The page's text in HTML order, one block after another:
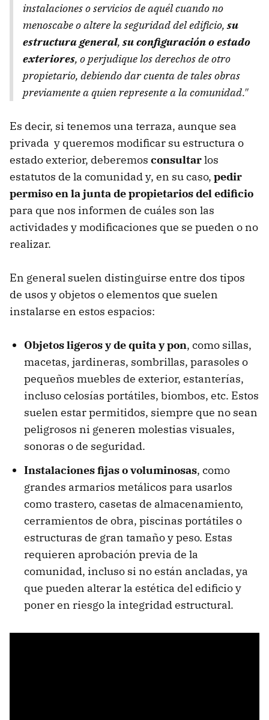
instalaciones o servicios de aquél cuando no
menoscabe o altere la seguridad del edificio,su
estructura general,su configuración o estado
exteriores, o perjudique los derechos de otro
propietario, debiendo dar cuenta de tales obras
previamente a quien represente a la comunidad."
Es decir, si tenemos una terraza, aunque sea
privada y queremos modificar su estructura o
estado exterior, deberemos consultarlos
estatutos de la comunidad y, en su caso, pedir
permiso en la junta de propietarios del edificio
para que nos informen de cuáles son las
actividades y modificaciones que se pueden o no
realizar.
En general suelen distinguirse entre dos tipos
de usos y objetos o elementos que suelen
instalarse en estos espacios:
Objetos ligeros y de quita y pon, como sillas,
macetas, jardineras, sombrillas, parasoles o
pequeños muebles de exterior, estanterías,
incluso celosías portátiles, biombos, etc. Estos
suelen estar permitidos, siempre que no sean
peligrosos ni generen molestias visuales,
sonoras o de seguridad.
Instalaciones fijas o voluminosas, como
grandes armarios metálicos para usarlos
como trastero, casetas de almacenamiento,
cerramientos de obra, piscinas portátiles o
estructuras de gran tamaño y peso. Estas
requieren aprobación previa de la
comunidad, incluso si no están ancladas, ya
que pueden alterar la estética del edificio y
poner en riesgo la integridad estructural.